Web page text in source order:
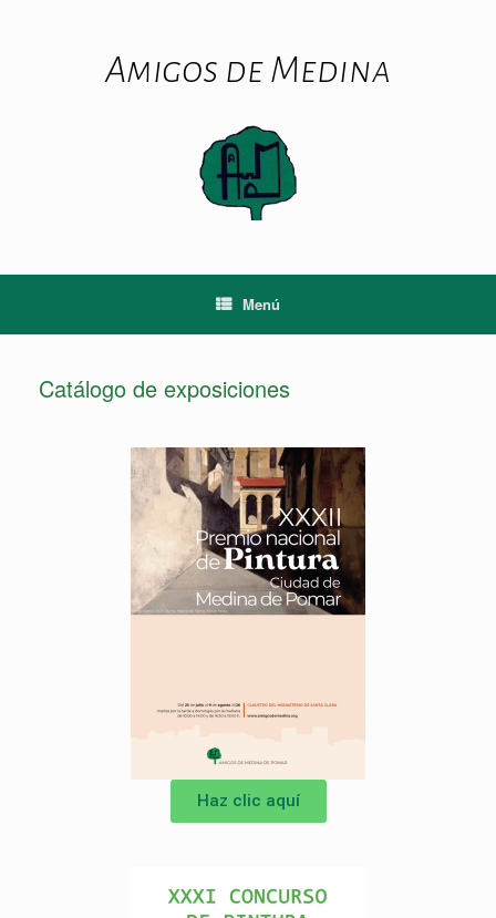
Amigos de Medina
Menú
Catálogo de exposiciones
Haz clic aquí